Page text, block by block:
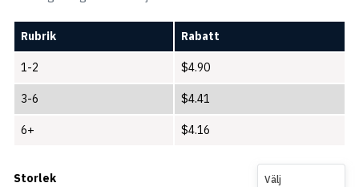
Rubrik Rabatt
1-2 $4.90
3-6 $4.41
6+ $4.16
Storlek Välj